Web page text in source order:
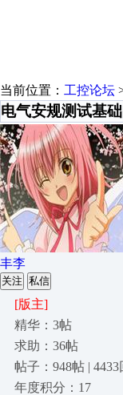
当前位置： 工控论坛
电气安规测试基
丰李
关注 私信
[版主]
精华：3帖
求助：36帖
帖子：948帖 | 4433
年度积分：17